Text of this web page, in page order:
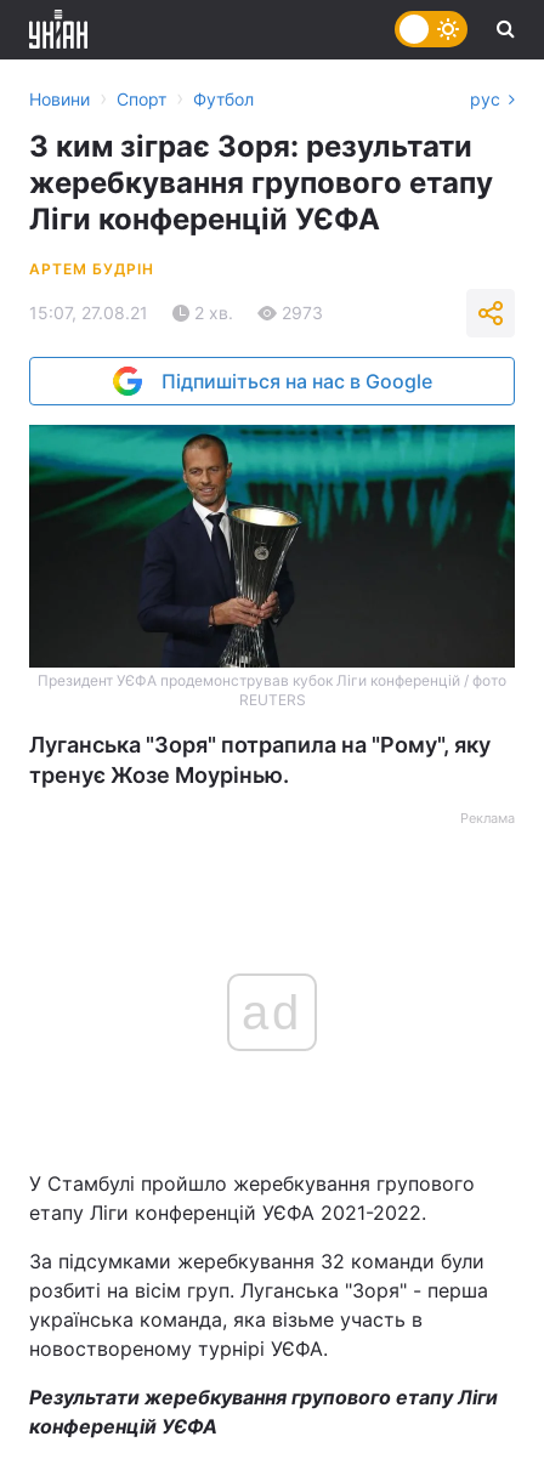
Головна Війна
Економіка Світ
Спорт Наука
Техно і зв'язок Лайт
Новини › Спорт › Футбол рус
З ким зіграє Зоря: результати
жеребкування групового етапу
Ліги конференцій УЄФА
АРТЕМ БУДРІН
15:07, 27.08.21 2 хв. 2973
Підпишіться на нас в Google
Президент УЄФА продемонстрував кубок Ліги конференцій / фото
REUTERS
Луганська "Зоря" потрапила на "Рому", яку
тренує Жозе Моурінью.
Реклама
ad
У Стамбулі пройшло жеребкування групового
етапу Ліги конференцій УЄФА 2021-2022.
За підсумками жеребкування 32 команди були
розбиті на вісім груп. Луганська "Зоря" - перша
українська команда, яка візьме участь в
новоствореному турнірі УЄФА.
Результати жеребкування групового етапу Ліги
конференцій УЄФА